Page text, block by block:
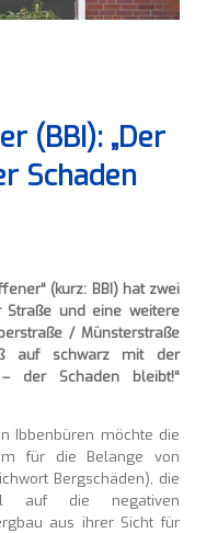
(BBI): „Der
Schaden
(kurz: BBI) hat zwei
Straße und eine weitere
/ Münsterstraße
auf schwarz mit der
der Schaden bleibt!“
Ibbenbüren möchte die
für die Belange von
Bergschäden), die
auf die negativen
aus ihrer Sicht für